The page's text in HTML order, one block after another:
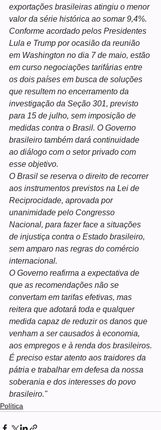
exportações brasileiras atingiu o menor
valor da série histórica ao somar 9,4%.
Conforme acordado pelos Presidentes
Lula e Trump por ocasião da reunião
em Washington no dia 7 de maio, estão
em curso negociações tarifárias entre
os dois países em busca de soluções
que resultem no encerramento da
investigação da Seção 301, previsto
para 15 de julho, sem imposição de
medidas contra o Brasil. O Governo
brasileiro também dará continuidade
ao diálogo com o setor privado com
esse objetivo.
O Brasil se reserva o direito de recorrer
aos instrumentos previstos na Lei de
Reciprocidade, aprovada por
unanimidade pelo Congresso
Nacional, para fazer face a situações
de injustiça contra o Estado brasileiro,
sem amparo nas regras do comércio
internacional.
O Governo reafirma a expectativa de
que as recomendações não se
convertam em tarifas efetivas, mas
reitera que adotará toda e qualquer
medida capaz de reduzir os danos que
venham a ser causados à economia,
aos empregos e à renda dos brasileiros.
É preciso estar atento aos traidores da
pátria e trabalhar em defesa da nossa
soberania e dos interesses do povo
brasileiro."
Política